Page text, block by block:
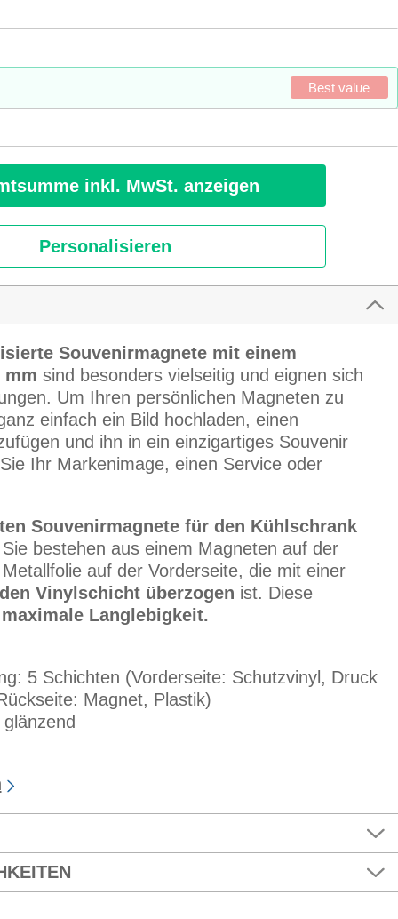
Best value
inkl. MwSt. anzeigen
Personalisieren
Souvenirmagnete mit einem
mm sind besonders vielseitig und eignen sich
Um Ihren persönlichen Magneten zu
einfach ein Bild hochladen, einen
und ihn in ein einzigartiges Souvenir
Ihr Markenimage, einen Service oder
Souvenirmagnete für den Kühlschrank
bestehen aus einem Magneten auf der
auf der Vorderseite, die mit einer
Vinylschicht überzogen ist. Diese
maximale Langlebigkeit.
5 Schichten (Vorderseite: Schutzvinyl, Druck
Magnet, Plastik)